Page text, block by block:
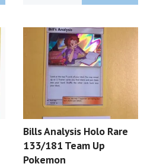
Bills Analysis Holo Rare
133/181 Team Up
Pokemon